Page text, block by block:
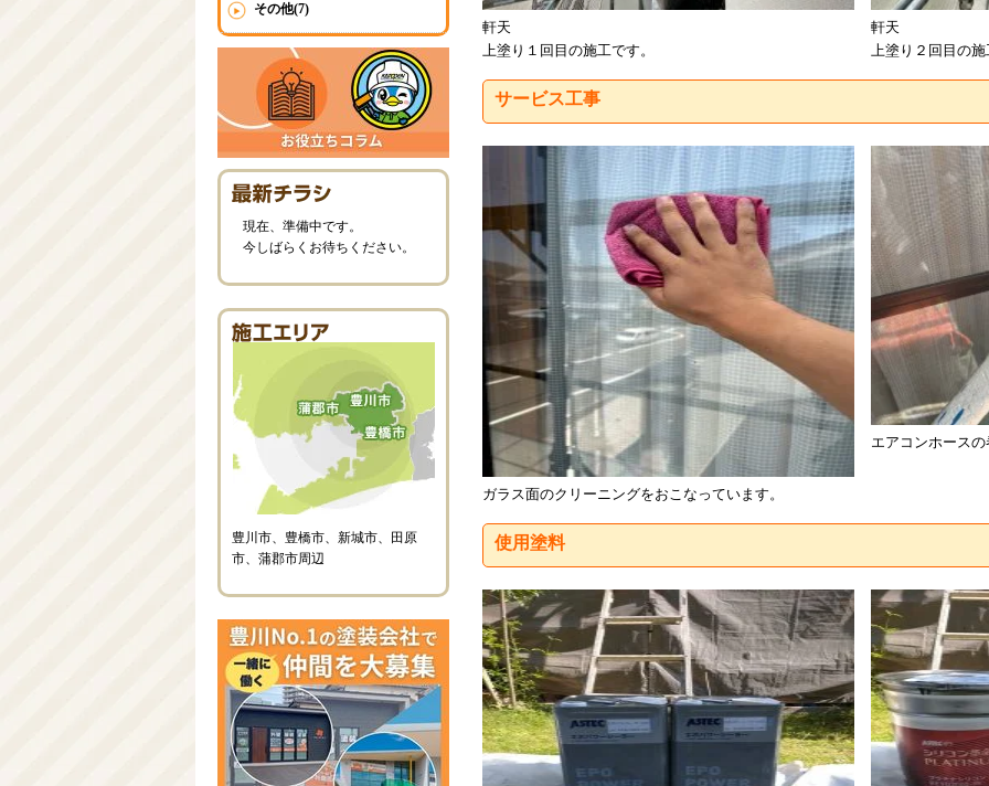
軒天
上塗り１回目の施工です。
軒天
上塗り２回目の
サービス工事
ガラス面のクリーニングをおこなっています。
エアコンホース
使用塗料
その他(7)
現在、準備中です。
今しばらくお待ちください。
豊川市、豊橋市、新城市、田原
市、蒲郡市周辺